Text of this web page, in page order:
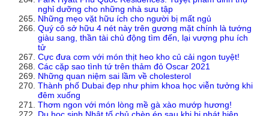
nghỉ dưỡng cho những nhà sưu tập
Những mẹo vặt hữu ích cho người bị mất ngủ
Quý cô sở hữu 4 nét này trên gương mặt chính là tướng
giàu sang, thần tài chủ động tìm đến, lại vượng phu ích
tử
Cực đưa cơm với món thịt heo kho củ cải ngon tuyệt!
Các cặp sao tình tứ trên thảm đỏ Oscar 2021
Những quan niệm sai lầm về cholesterol
Thành phố Dubai đẹp như phim khoa học viễn tưởng khi
đêm xuống
Thơm ngon với món lòng mề gà xào mướp hương!